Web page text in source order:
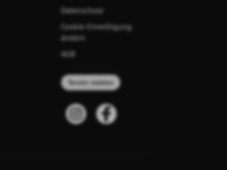
Datenschutz
Cookie-Einwilligung
ändern
AGB
Termin melden